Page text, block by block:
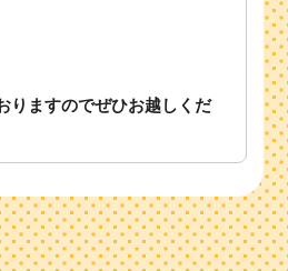
りますのでぜひお越しくだ